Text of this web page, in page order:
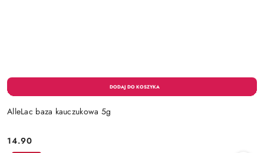
AlleLac baza kauczukowa 5g
Cena:
14.90